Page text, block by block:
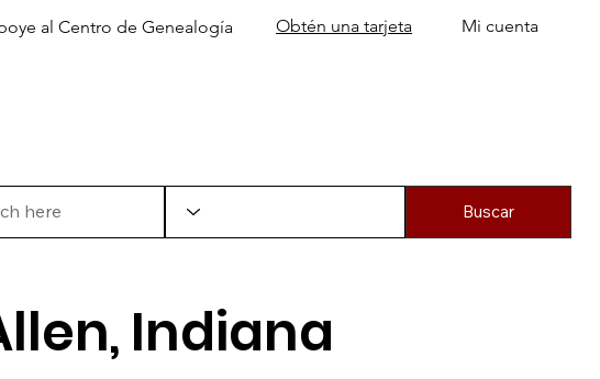
al Centro de Genealogía Obtén una tarjeta Mi cuenta
Buscar
Indiana